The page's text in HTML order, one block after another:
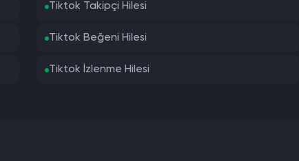
Tiktok Takipçi Hilesi
Tiktok Beğeni Hilesi
Tiktok İzlenme Hilesi